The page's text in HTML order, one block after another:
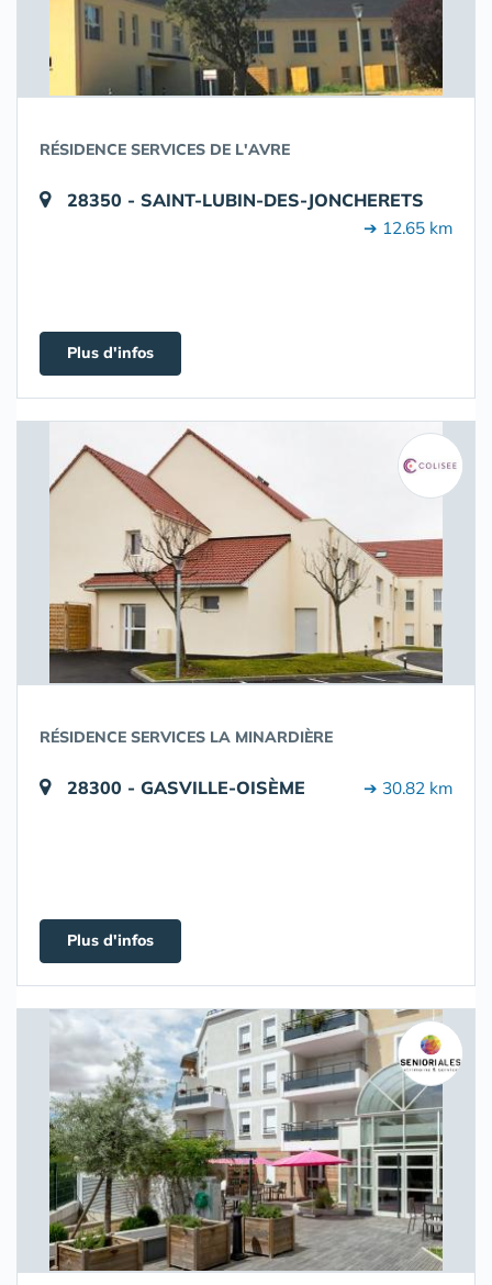
RÉSIDENCE SERVICES DE L'AVRE
28350 - SAINT-LUBIN-DES-JONCHERETS
➔ 12.65 km
Plus d'infos
RÉSIDENCE SERVICES LA MINARDIÈRE
28300 - GASVILLE-OISÈME ➔ 30.82 km
Plus d'infos